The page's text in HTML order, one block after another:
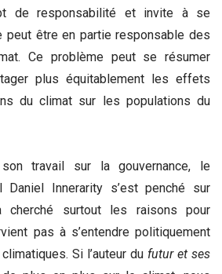
de responsabilité et invite à se
peut être en partie responsable des
Ce problème peut se résumer
plus équitablement les effets
du climat sur les populations du
travail sur la gouvernance, le
Daniel Innerarity s’est penché sur
surtout les raisons pour
pas à s’entendre politiquement
Si l’auteur du futur et ses